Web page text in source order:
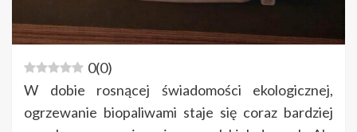
0(0)
W dobie rosnącej świadomości ekologicznej,
ogrzewanie biopaliwami staje się coraz bardziej